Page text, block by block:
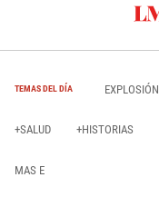
TEMAS DEL DÍA
+SALUD +HISTORIAS
MAS E